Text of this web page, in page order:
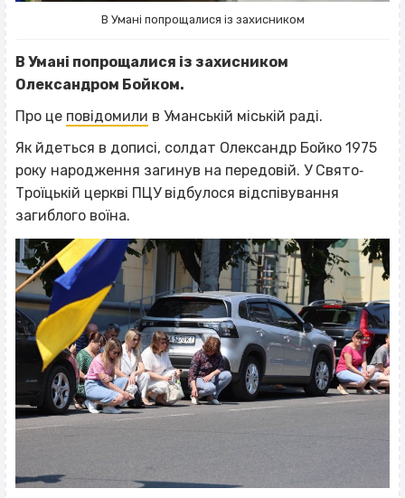
В Умані попрощалися із захисником
В Умані попрощалися із захисником
Олександром Бойком.
Про це повідомили в Уманській міській раді.
Як йдеться в дописі, солдат Олександр Бойко 1975
року народження загинув на передовій. У Свято‐
Троїцькій церкві ПЦУ відбулося відспівування
загиблого воїна.